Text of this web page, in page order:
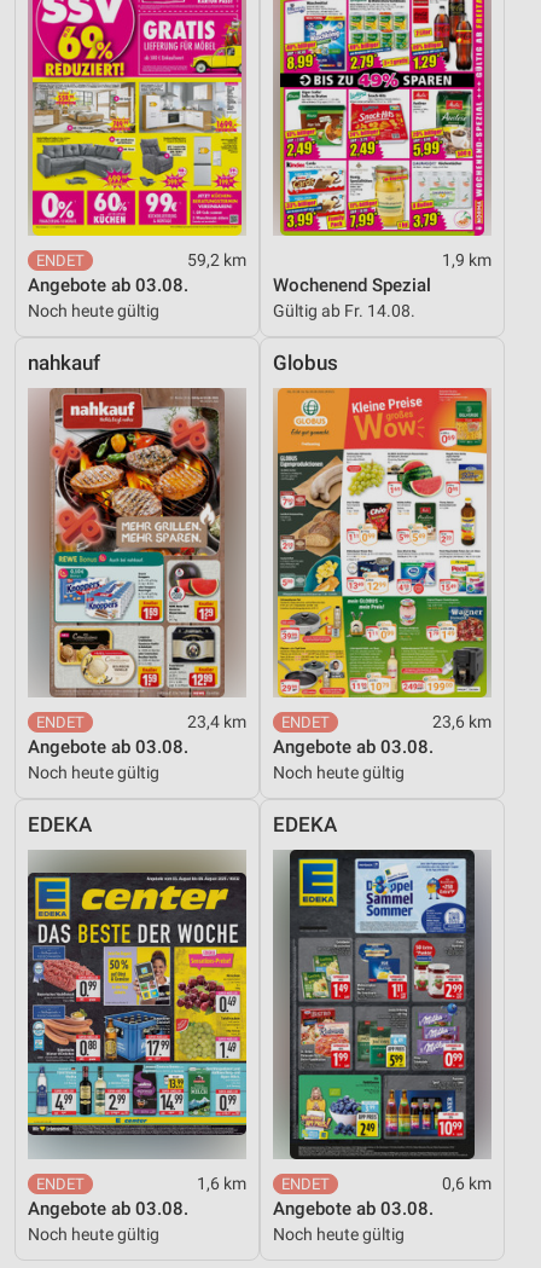
59,2 km
Angebote ab 03.08.
Noch heute gültig
1,9 km
Wochenend Spezial
Gültig ab Fr. 14.08.
nahkauf
23,4 km
Angebote ab 03.08.
Noch heute gültig
Globus
23,6 km
Angebote ab 03.08.
Noch heute gültig
EDEKA
1,6 km
Angebote ab 03.08.
Noch heute gültig
EDEKA
0,6 km
Angebote ab 03.08.
Noch heute gültig